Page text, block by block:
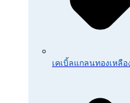
เคเบิ้ลแกลนทองเหลื